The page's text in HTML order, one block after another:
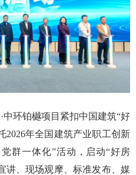
环铂樾项目紧扣中国建筑“好
2026年全国建筑产业职工创新
群一体化”活动，启动“好房
讲、现场观摩、标准发布、媒